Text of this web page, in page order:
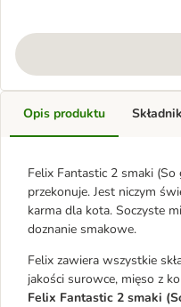
Opis produktu
Felix Fantastic 2 smaki
przekonuje. Jest niczym
karma dla kota. Soczyste
doznanie smakowe.
Felix zawiera wszystkie
jakości surowce, mięso z
Felix Fantastic 2 smaki